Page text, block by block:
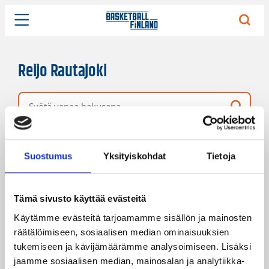
Suostumus Yksityiskohdat Tietoja
Tämä sivusto käyttää evästeitä
Käytämme evästeitä tarjoamamme sisällön ja mainosten
räätälöimiseen, sosiaalisen median ominaisuuksien
tukemiseen ja kävijämäärämme analysoimiseen. Lisäksi
jaamme sosiaalisen median, mainosalan ja analytiikka-
Reijo Rautajoki
Vapaa hakusana
Järjestys
Sivukoko